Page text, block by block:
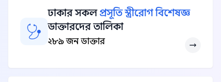
ঢাকার সকলপ্রসূতি স্ত্রীরোগ বিশেষজ্ঞ
ডাক্তারদের তালিকা
২৮৯ জন ডাক্তার